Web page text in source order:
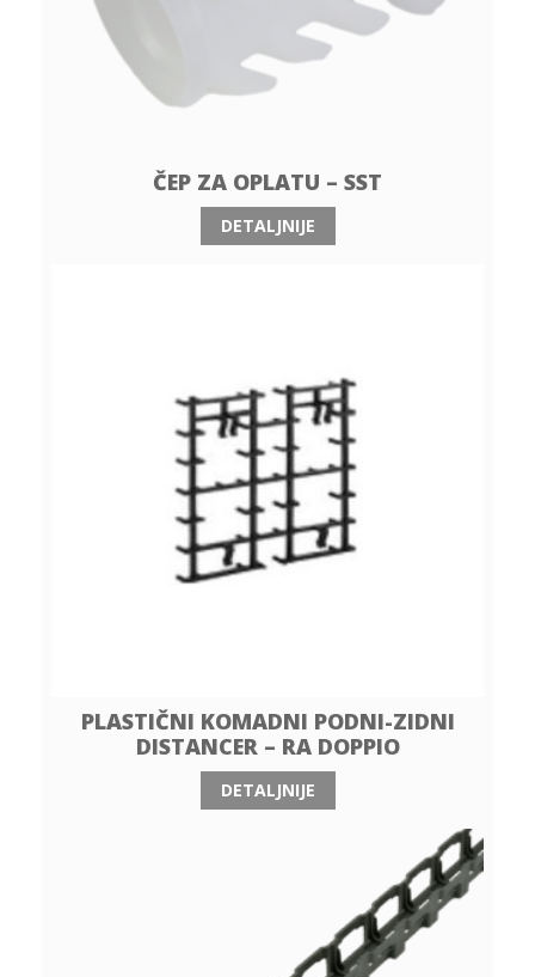
ČEP ZA OPLATU – SST
DETALJNIJE
PLASTIČNI KOMADNI PODNI-ZIDNI
DISTANCER – RA DOPPIO
DETALJNIJE